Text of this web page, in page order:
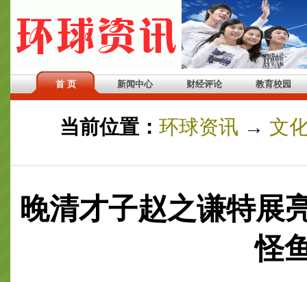
首 页 新闻中心 财经评论 教育校园
当前位置： 环球资讯 → 文
晚清才子赵之谦特展
怪